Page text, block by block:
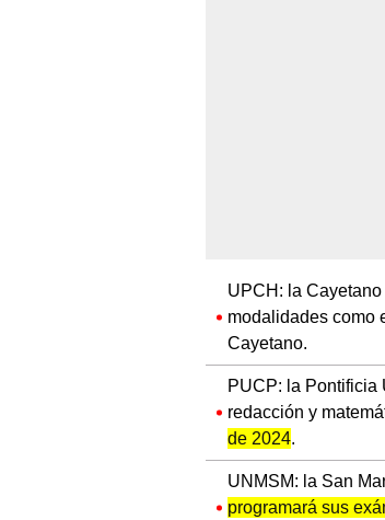
UPCH: la
modalidades como
Cayetano.
PUCP: la Pontificia
redacción y
de 2024.
UNMSM: la San
programará sus